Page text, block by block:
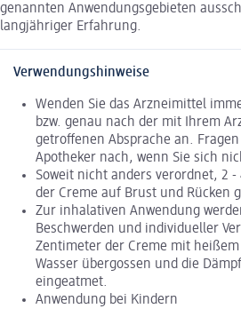
genannten Anwendungsgebieten
langjähriger Erfahrung.
Verwendungshinweise
Wenden Sie das Arzneimittel
bzw. genau nach der mit Ihrem
getroffenen Absprache an.
Apotheker nach, wenn Sie sich
Soweit nicht anders verordnet, 2
der Creme auf Brust und Rücken
Zur inhalativen Anwendung
Beschwerden und individueller
Zentimeter der Creme mit
Wasser übergossen und die
eingeatmet.
Anwendung bei Kindern